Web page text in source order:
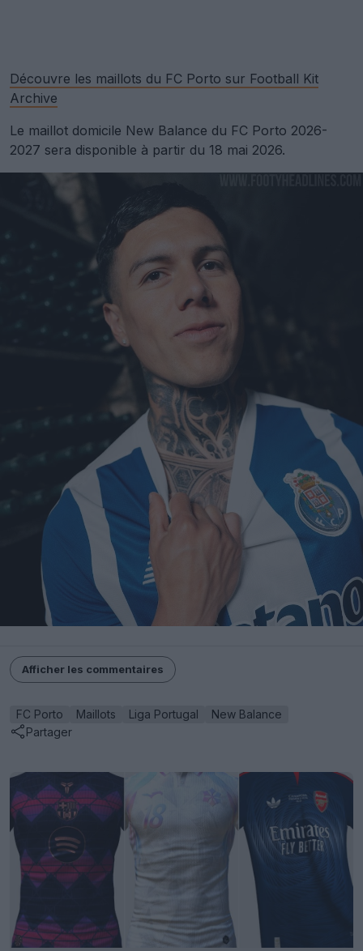
Découvre les maillots du FC Porto sur Football Kit
Archive
Le maillot domicile New Balance du FC Porto 2026-
2027 sera disponible à partir du 18 mai 2026.
Afficher les commentaires
FC Porto Maillots Liga Portugal
New Balance
Partager